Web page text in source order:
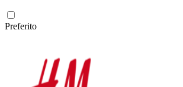
Preferito